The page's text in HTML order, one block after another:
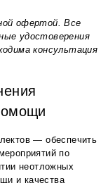
офертой. Все
удостоверения
консультация
— обеспечить
по
неотложных
и качества